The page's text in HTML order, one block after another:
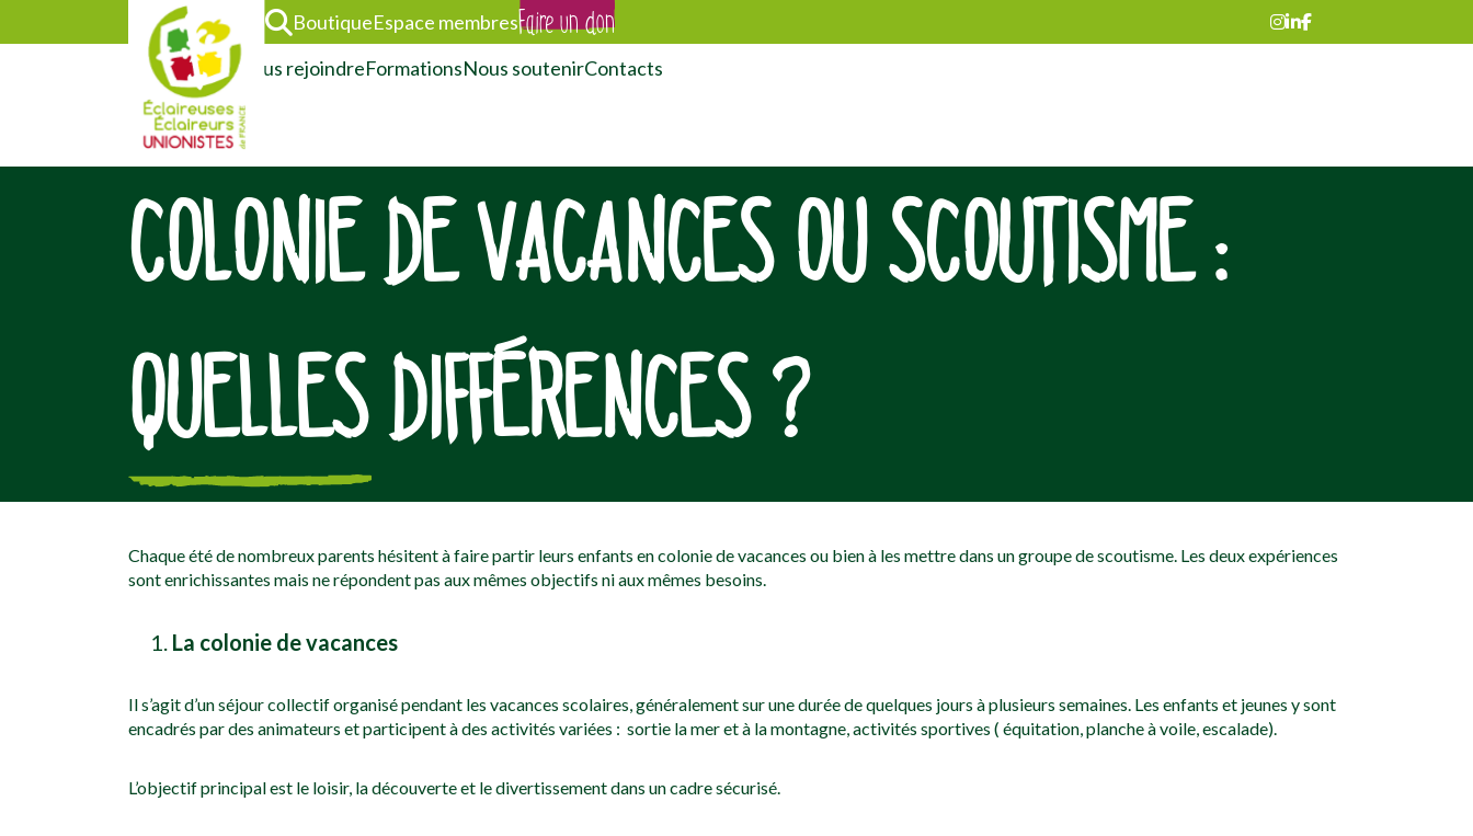
BoutiqueEspace membresFaire un don
L’associationNous rejoindreFormationsNous soutenirContacts
COLONIE DE VACANCES OU SCOUTISME :
QUELLES DIFFÉRENCES ?
Chaque été de nombreux parents hésitent à faire partir leurs enfants en colonie de vacances ou bien à les mettre dans un groupe de scoutisme. Les deux expériences
sont enrichissantes mais ne répondent pas aux mêmes objectifs ni aux mêmes besoins.
La colonie de vacances
Il s’agit d’un séjour collectif organisé pendant les vacances scolaires, généralement sur une durée de quelques jours à plusieurs semaines. Les enfants et jeunes y sont
encadrés par des animateurs et participent à des activités variées : sortie la mer et à la montagne, activités sportives ( équitation, planche à voile, escalade).
L’objectif principal est le loisir, la découverte et le divertissement dans un cadre sécurisé.